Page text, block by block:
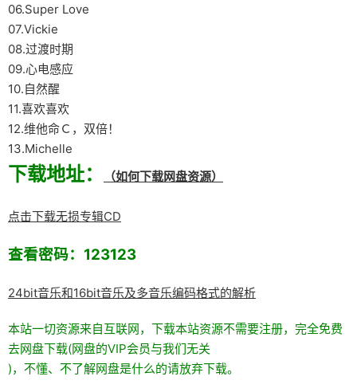
06.Super Love
07.Vickie
08.过渡时期
09.心电感应
10.自然醒
11.喜欢喜欢
12.维他命Ｃ，双倍！
13.Michelle
下载地址： （如何下载网盘资源）
点击下载无损专辑CD
查看密码：123123
24bit音乐和16bit音乐及多音乐编码格式的解析
本站一切资源来自互联网，下载本站资源不需要注册，完全免费
去网盘下载(网盘的VIP会员与我们无关
)，不懂、不了解网盘是什么的请放弃下载。